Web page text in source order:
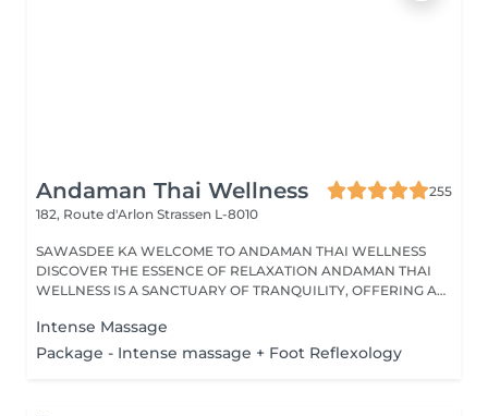
Andaman Thai Wellness
255
182, Route d'Arlon Strassen L-8010
SAWASDEE KA WELCOME TO ANDAMAN THAI WELLNESS
DISCOVER THE ESSENCE OF RELAXATION ANDAMAN THAI
WELLNESS IS A SANCTUARY OF TRANQUILITY, OFFERING A
Intense Massage
Package - Intense massage + Foot Reflexology